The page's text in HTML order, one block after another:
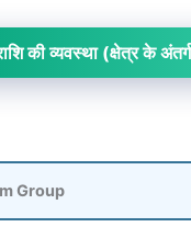
की व्यवस्था (क्षेत्र के
Group